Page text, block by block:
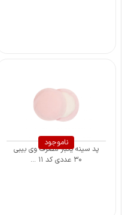
ناموجود
پد سینه یکبار مصرف وی بیبی
۳۰ عددی کد ۱۱ ...